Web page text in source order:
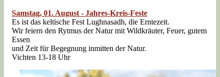
Samstag, 01. August - Jahres-Kreis-Feste
Es ist das keltische Fest Lughnasadh, die Erntezeit.
Wir feiern den Rytmus der Natur mit Wildkräuter, Feuer, gutem
Essen
und Zeit für Begegnung inmitten der Natur.
Vichten 13-18 Uhr